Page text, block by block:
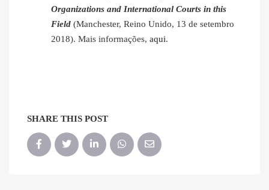
Organizations and International Courts in this
Field (Manchester, Reino Unido, 13 de setembro
2018). Mais informações, aqui.
SHARE THIS POST